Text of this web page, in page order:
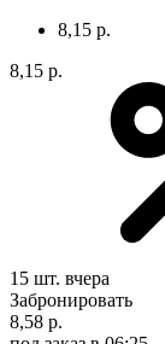
8,15 р.
8,15 р.
15 шт. вчера
Забронировать
8,58 р.